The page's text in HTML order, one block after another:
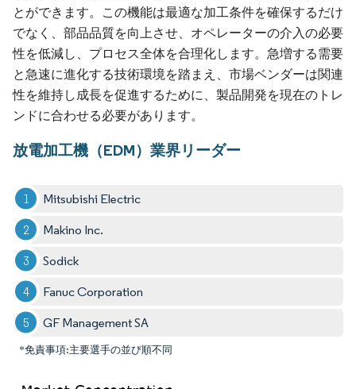
とができます。この機能は最適な加工条件を確保するだけ
でなく、部品品質を向上させ、オペレーターの介入の必要
性を低減し、プロセス全体を合理化します。急増する需要
と急速に進化する技術環境を踏まえ、市場ベンダーは関連
性を維持し成長を促進するために、製品開発を現在のトレ
ンドに合わせる必要があります。
放電加工機（EDM）業界リーダー
Mitsubishi Electric
Makino Inc.
Sodick
Fanuc Corporation
GF Management SA
*免責事項:主要選手の並び順不同